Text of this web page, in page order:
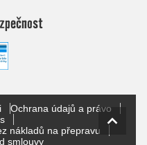
Ochrana údajů a právo
nákladů na přepravu
smlouvy